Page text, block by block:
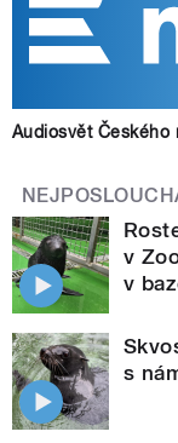
Audiosvět Českého
v
v
s